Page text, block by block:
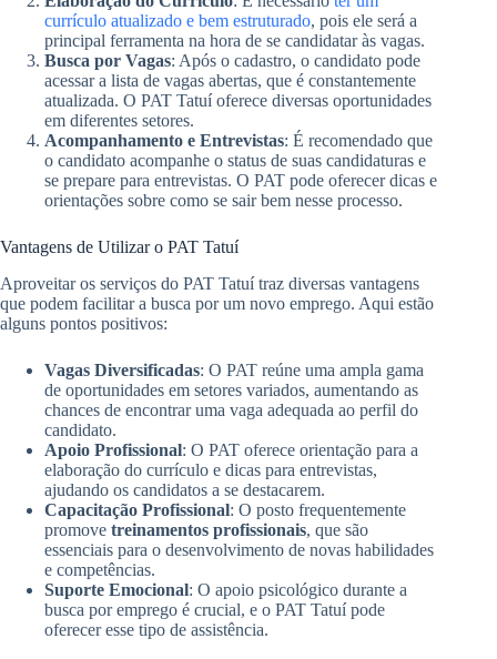
currículo atualizado e bem estruturado, pois ele será a
principal ferramenta na hora de se candidatar às vagas.
Busca por Vagas: Após o cadastro, o candidato pode
acessar a lista de vagas abertas, que é constantemente
atualizada. O PAT Tatuí oferece diversas oportunidades
em diferentes setores.
Acompanhamento e Entrevistas: É recomendado que
o candidato acompanhe o status de suas candidaturas e
se prepare para entrevistas. O PAT pode oferecer dicas e
orientações sobre como se sair bem nesse processo.
Vantagens de Utilizar o PAT Tatuí
Aproveitar os serviços do PAT Tatuí traz diversas vantagens
que podem facilitar a busca por um novo emprego. Aqui estão
alguns pontos positivos:
Vagas Diversificadas: O PAT reúne uma ampla gama
de oportunidades em setores variados, aumentando as
chances de encontrar uma vaga adequada ao perfil do
candidato.
Apoio Profissional: O PAT oferece orientação para a
elaboração do currículo e dicas para entrevistas,
ajudando os candidatos a se destacarem.
Capacitação Profissional: O posto frequentemente
promove treinamentos profissionais, que são
essenciais para o desenvolvimento de novas habilidades
e competências.
Suporte Emocional: O apoio psicológico durante a
busca por emprego é crucial, e o PAT Tatuí pode
oferecer esse tipo de assistência.